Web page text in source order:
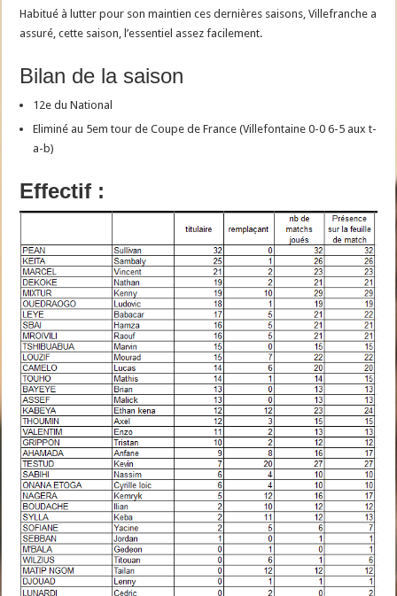
Habitué à lutter pour son maintien ces dernières saisons, Villefranche a
assuré, cette saison, l’essentiel assez facilement.
Bilan de la saison
12e du National
Eliminé au 5em tour de Coupe de France (Villefontaine 0-0 6-5 aux t-
a-b)
Effectif :